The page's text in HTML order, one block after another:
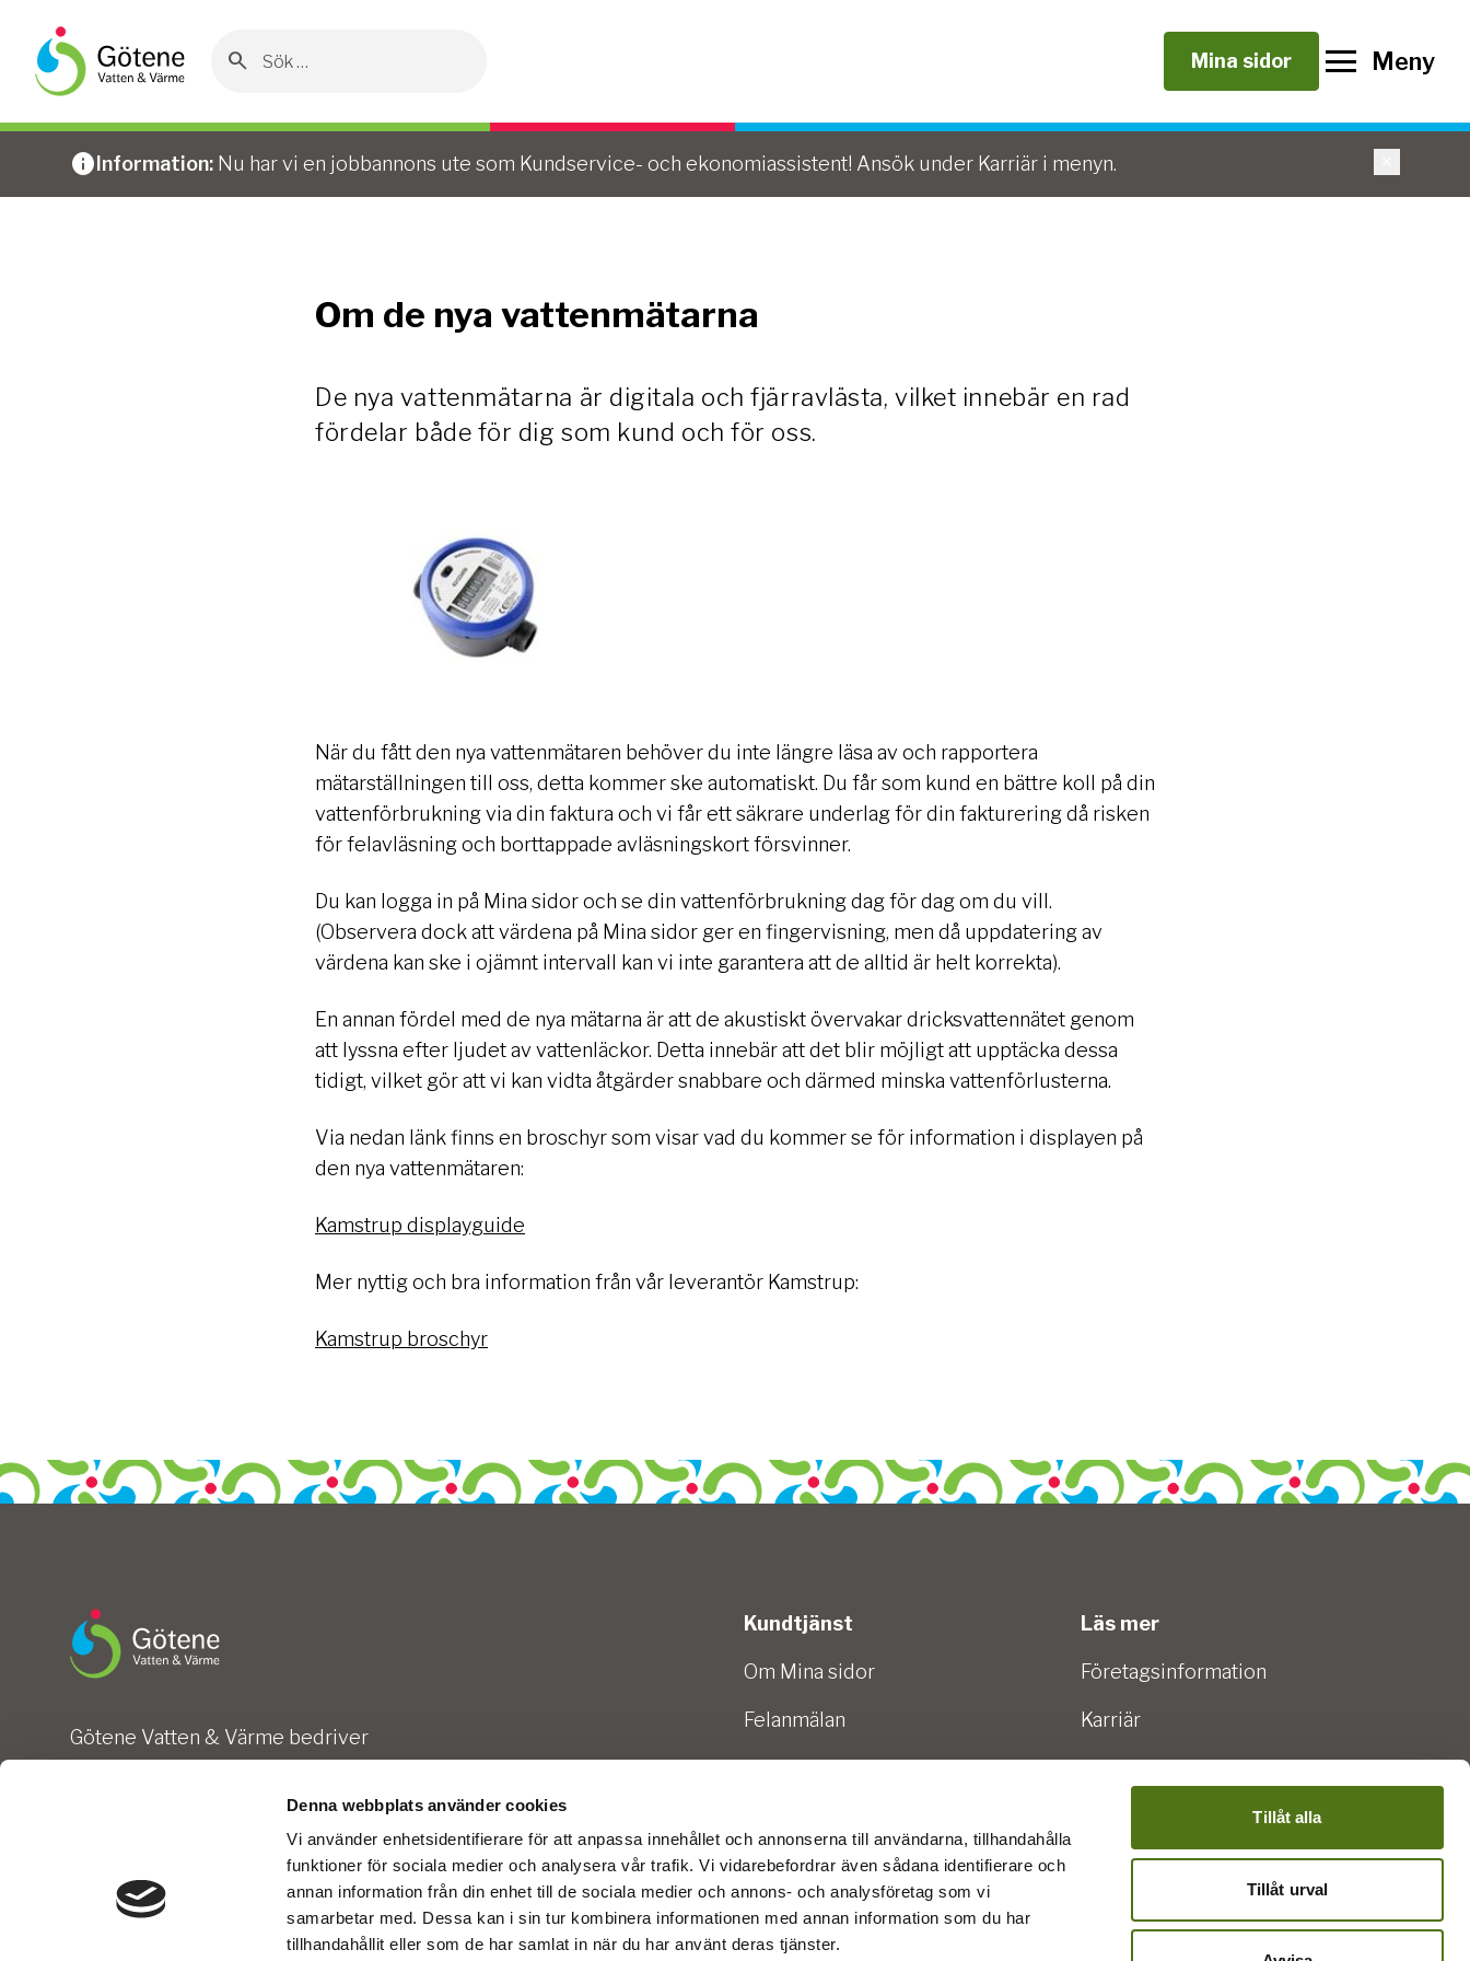
Denna webbplats använder cookies
Vi använder enhetsidentifierare för att anpassa innehållet och annonserna till användarna, tillhandahålla
funktioner för sociala medier och analysera vår trafik. Vi vidarebefordrar även sådana identifierare och
annan information från din enhet till de sociala medier och annons- och analysföretag som vi
samarbetar med. Dessa kan i sin tur kombinera informationen med annan information som du har
tillhandahållit eller som de har samlat in när du har använt deras tjänster.
Tillåt alla
Tillåt urval
Hoppa
till
innehållet
efter:
Mina sidor Meny
Information: Nu har vi en jobbannons ute som Kundservice- och ekonomiassistent! Ansök under Karriär i menyn.
Hem / Vatten och avlopp / Vattenmätare / Om de nya vattenmätarna
Om de nya vattenmätarna
De nya vattenmätarna är digitala och fjärravlästa, vilket innebär en rad
fördelar både för dig som kund och för oss.
När du fått den nya vattenmätaren behöver du inte längre läsa av och rapportera
mätarställningen till oss, detta kommer ske automatiskt. Du får som kund en bättre koll på din
vattenförbrukning via din faktura och vi får ett säkrare underlag för din fakturering då risken
för felavläsning och borttappade avläsningskort försvinner.
Du kan logga in på Mina sidor och se din vattenförbrukning dag för dag om du vill.
(Observera dock att värdena på Mina sidor ger en fingervisning, men då uppdatering av
värdena kan ske i ojämnt intervall kan vi inte garantera att de alltid är helt korrekta).
En annan fördel med de nya mätarna är att de akustiskt övervakar dricksvattennätet genom
att lyssna efter ljudet av vattenläckor. Detta innebär att det blir möjligt att upptäcka dessa
tidigt, vilket gör att vi kan vidta åtgärder snabbare och därmed minska vattenförlusterna.
Via nedan länk finns en broschyr som visar vad du kommer se för information i displayen på
den nya vattenmätaren:
Kamstrup displayguide
Mer nyttig och bra information från vår leverantör Kamstrup:
Kamstrup broschyr
Götene Vatten & Värme bedriver
ansvarar för vatten & avlopp i Götene kommun.
Kundtjänst
Om Mina sidor
Felanmälan
Kontakta oss
Läs mer
Företagsinformation
Karriär
Policy för hantering av
personuppgifter